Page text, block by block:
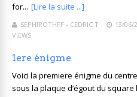
for... [Lire la suite ...]
SEPHIROTHFF - CEDRIC T 13/06/
VIEWS
1ere énigme
Voici la premiere énigme du
sous la plaque d’égout du